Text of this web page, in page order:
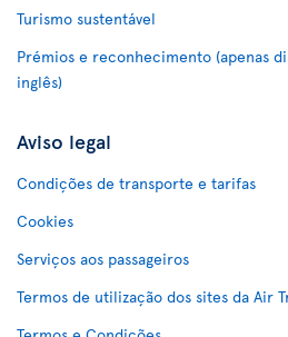
Turismo sustentável
Prémios e reconhecimento (apenas
inglês)
Aviso legal
Condições de transporte e tarifas
Cookies
Serviços aos passageiros
Termos de utilização dos sites da Air